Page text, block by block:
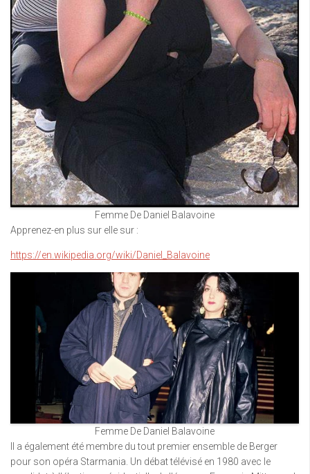
Femme De Daniel Balavoine
Apprenez-en plus sur elle sur :
https://en.wikipedia.org/wiki/Daniel_Balavoine
Femme De Daniel Balavoine
Il a également été membre du tout premier ensemble de Berger
pour son opéra Starmania. Un débat télévisé en 1980 avec le